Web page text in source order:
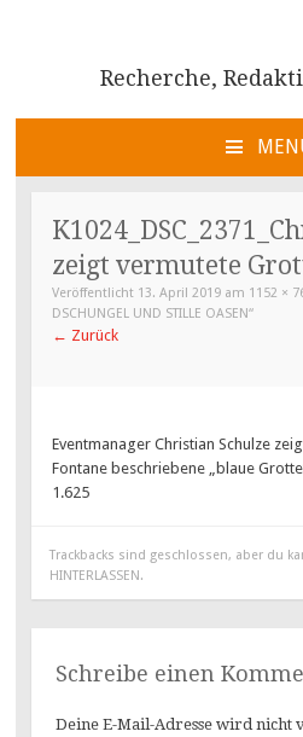
Recherche,
ZUM
SPRINGEN
zeigt vermutete
Veröffentlicht 13. April 2019 am 1152 ×
DSCHUNGEL UND STILLE OASEN“
← Zurück
Eventmanager Christian Schulze
Fontane beschriebene „blaue
1.625
Trackbacks sind geschlossen, aber du
HINTERLASSEN.
Schreibe einen
Deine E-Mail-Adresse wird nicht